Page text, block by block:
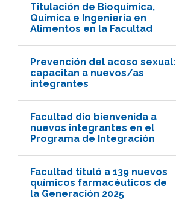
Titulación de Bioquímica,
Química e Ingeniería en
Alimentos en la Facultad
Prevención del acoso sexual:
capacitan a nuevos/as
integrantes
Facultad dio bienvenida a
nuevos integrantes en el
Programa de Integración
Facultad tituló a 139 nuevos
químicos farmacéuticos de
la Generación 2025